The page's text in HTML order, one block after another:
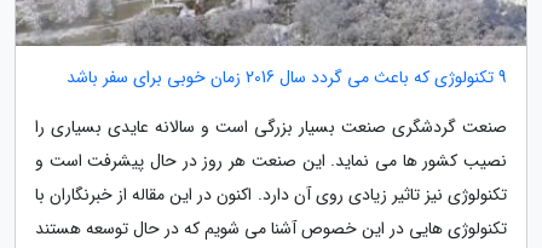
9 تکنولوژی که باعث می گردد سال 2016 زمان خوبی برای سفر باشد
صنعت گردشگری صنعت بسیار بزرگی است و سالانه عایدی بسیاری را
نصیب کشور ها می نماید. این صنعت هر روز در حال پیشرفت است و
تکنولوژی نیز تاثیر زیادی روی آن دارد. اکنون در این مقاله از خبرنگاران با
تکنولوژی هایی در این خصوص آشنا می شویم که در حال توسعه هستند